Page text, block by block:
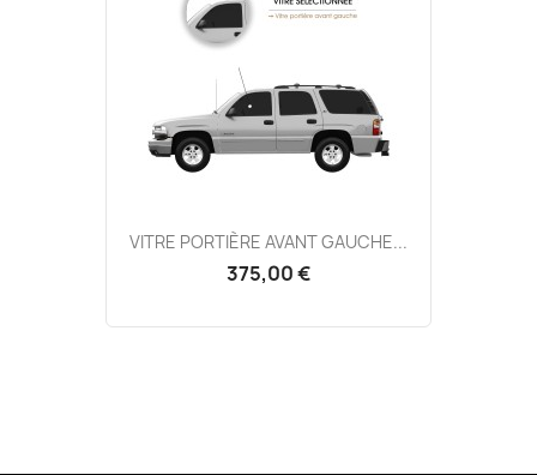
VITRE PORTIÈRE AVANT GAUCHE...
375,00 €